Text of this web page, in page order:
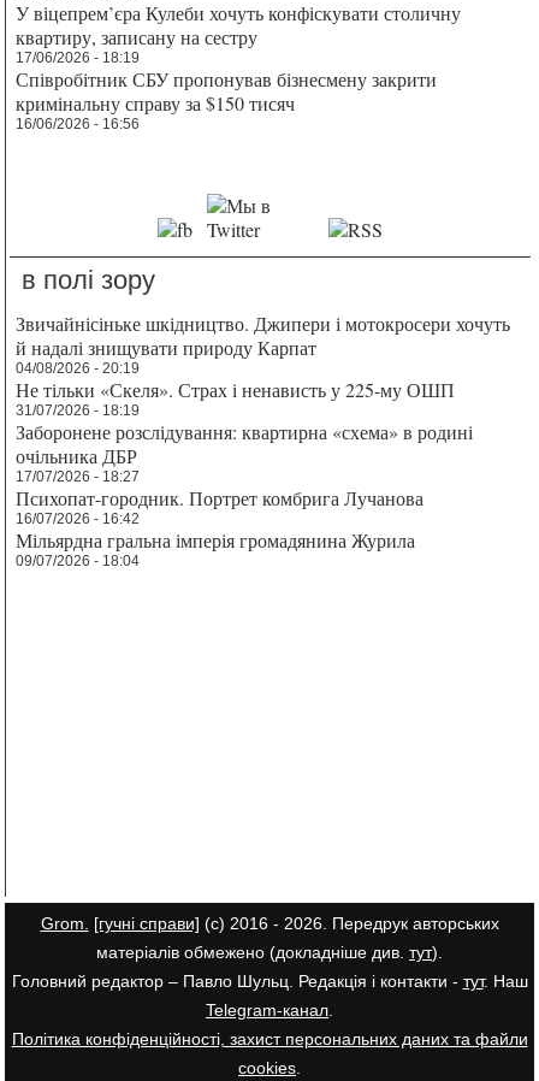
У віцепрем’єра Кулеби хочуть конфіскувати столичну
квартиру, записану на сестру
17/06/2026 - 18:19
Співробітник СБУ пропонував бізнесмену закрити
кримінальну справу за $150 тисяч
16/06/2026 - 16:56
в полі зору
Звичайнісіньке шкідництво. Джипери і мотокросери хочуть
й надалі знищувати природу Карпат
04/08/2026 - 20:19
Не тільки «Скеля». Страх і ненависть у 225-му ОШП
31/07/2026 - 18:19
Заборонене розслідування: квартирна «схема» в родині
очільника ДБР
17/07/2026 - 18:27
Психопат-городник. Портрет комбрига Лучанова
16/07/2026 - 16:42
Мільярдна гральна імперія громадянина Журила
09/07/2026 - 18:04
Grom. [гучні справи] (с) 2016 - 2026. Передрук авторських
матеріалів обмежено (докладніше див. тут).
Головний редактор – Павло Шульц. Редакція і контакти - тут. Наш
Telegram-канал
Політика конфіденційності, захист персональних даних та файли
cookies